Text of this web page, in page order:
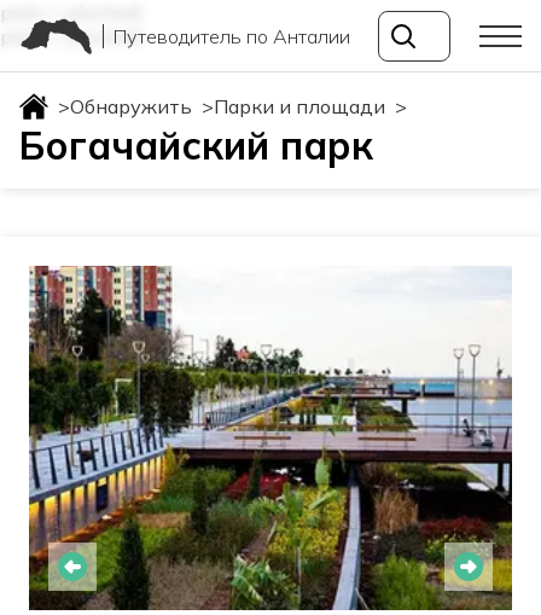
parki-i-ploshadi
parki-i-ploshadiПутеводитель по Анталии
>Обнаружить >Парки и площади >
Богачайский парк